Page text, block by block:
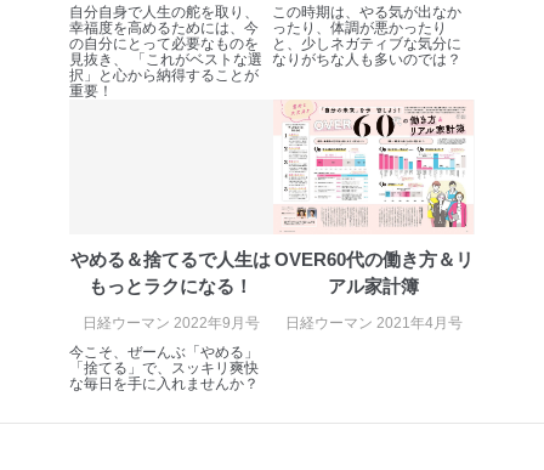
苦情及び相談受付け窓口
貴殿の個人情報及び当社の個人情報保護マネジメントシ
ステムに関するご相談及び苦情については以下までご連
絡ください。
適切、かつ迅速に対応させていただきます。
株式会社富士山マガジンサービス 個人情報問い合わせ
e-mail：cs@fujisan.co.jp
改訂：2025年2月20日
制定：2005年4月1日
株式会社富士山マガジンサービス
代表取締役会長 西野 伸一郎
自分自身で人生の舵を取り、
幸福度を高めるためには、今
の自分にとって必要なものを
見抜き、 「これがベストな選
択」と心から納得することが
重要！
この時期は、やる気が出なか
ったり、体調が悪かったり
と、少しネガティブな気分に
なりがちな人も多いのでは？
やめる＆捨てるで人生は
もっとラクになる！
日経ウーマン 2022年9月号
今こそ、ぜーんぶ「やめる」
「捨てる」で、スッキリ爽快
な毎日を手に入れませんか？
OVER60代の働き方＆リ
アル家計簿
日経ウーマン 2021年4月号